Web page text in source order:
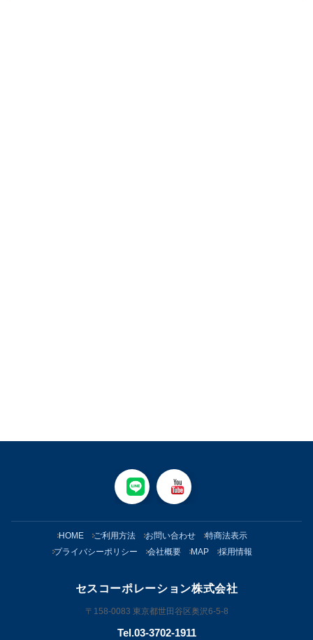
HOME ご利用方法 お問い合わせ
特商法表示
プライバシーポリシー
会社概要 MAP 採用情報
セスコーポレーション株式会社
〒158-0083 東京都世田谷区奥沢6-5-8
Tel.03-3702-1911